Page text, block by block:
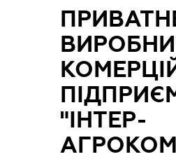
"ІНТЕР-